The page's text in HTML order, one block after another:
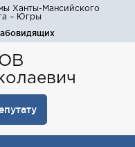
Ханты-Мансийского
– Югры